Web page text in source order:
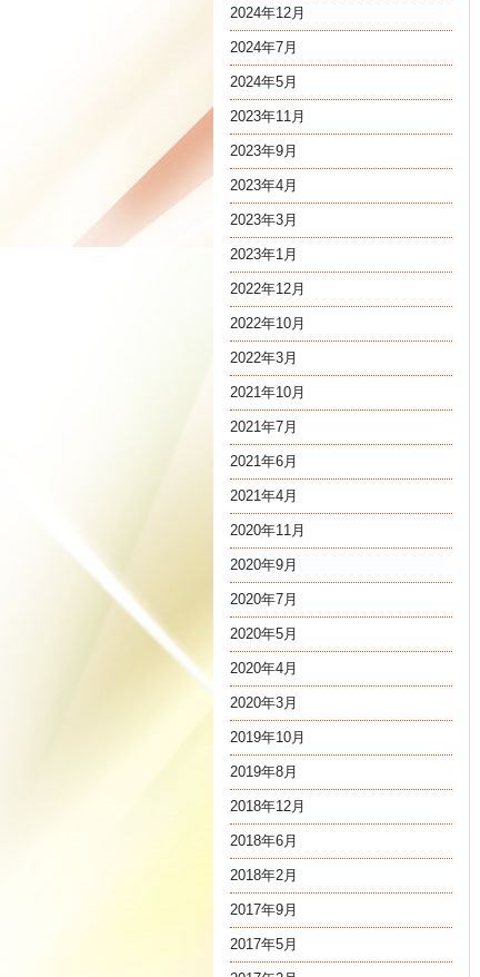
2024年12月
2024年7月
2024年5月
2023年11月
2023年9月
2023年4月
2023年3月
2023年1月
2022年12月
2022年10月
2022年3月
2021年10月
2021年7月
2021年6月
2021年4月
2020年11月
2020年9月
2020年7月
2020年5月
2020年4月
2020年3月
2019年10月
2019年8月
2018年12月
2018年6月
2018年2月
2017年9月
2017年5月